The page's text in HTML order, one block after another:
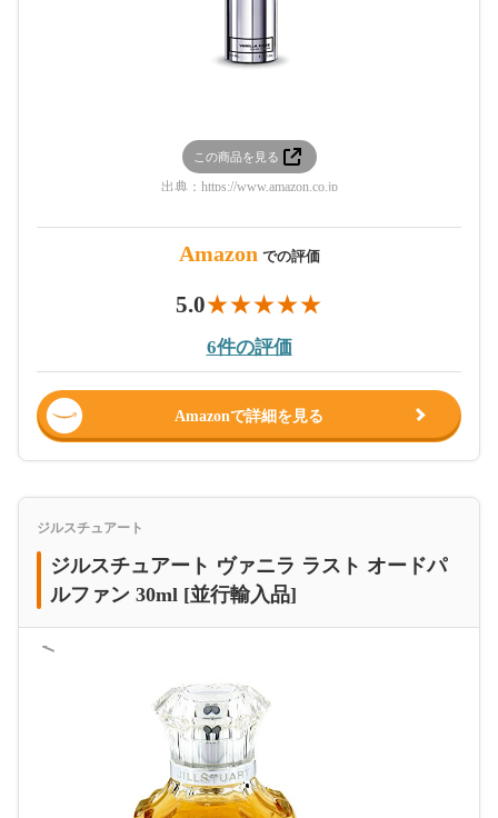
この商品を見る
出典： https://www.amazon.co.jp
Amazon での評価
5.0
6件の評価
Amazonで詳細を見る
ジルスチュアート
ジルスチュアート ヴァニラ ラスト オードパ
ルファン 30ml [並行輸入品]
＜